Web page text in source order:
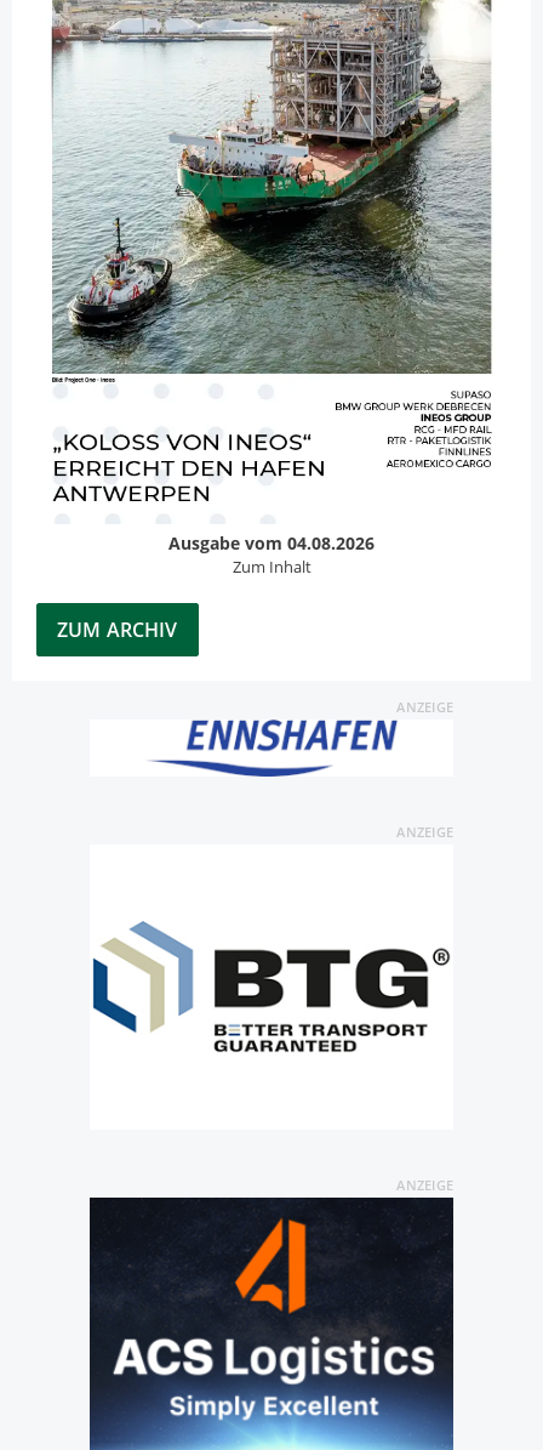
Ausgabe vom 04.08.2026
Zum Inhalt
ZUM ARCHIV
ANZEIGE
ANZEIGE
ANZEIGE